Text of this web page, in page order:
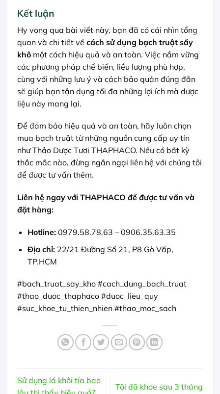
Kết luận
Hy vọng qua bài viết này, bạn đã có cái nhìn tổng
quan và chi tiết về cách sử dụng bạch truật sấy
khô một cách hiệu quả và an toàn. Việc nắm vững
các phương pháp chế biến, liều lượng phù hợp,
cùng với những lưu ý và cách bảo quản đúng đắn
sẽ giúp bạn tận dụng tối đa những lợi ích mà dược
liệu này mang lại.
Để đảm bảo hiệu quả và an toàn, hãy luôn chọn
mua bạch truật từ những nguồn cung cấp uy tín
như Thảo Dược Tươi THAPHACO. Nếu có bất kỳ
thắc mắc nào, đừng ngần ngại liên hệ với chúng tôi
để được tư vấn thêm.
Liên hệ ngay với THAPHACO để được tư vấn và
đặt hàng:
Hotline:0979.58.78.63 – 0906.35.63.35
Địa chỉ:22/21 Đường Số 21, P8 Gò Vấp,
TP.HCM
#bach_truat_say_kho #cach_dung_bach_truat
#thao_duoc_thaphaco #duoc_lieu_quy
#suc_khoe_tu_thien_nhien #thao_moc_sach
Sử dụng lá khôi tía bao
Tôi đã khỏe sau 3 tháng